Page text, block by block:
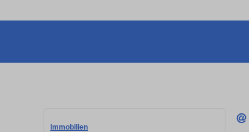
Immobilien